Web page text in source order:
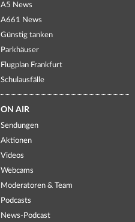
A5 News
A661 News
Günstig tanken
Parkhäuser
Flugplan Frankfurt
Schulausfälle
ON AIR
Sendungen
Aktionen
Videos
Webcams
Moderatoren & Team
Podcasts
News-Podcast